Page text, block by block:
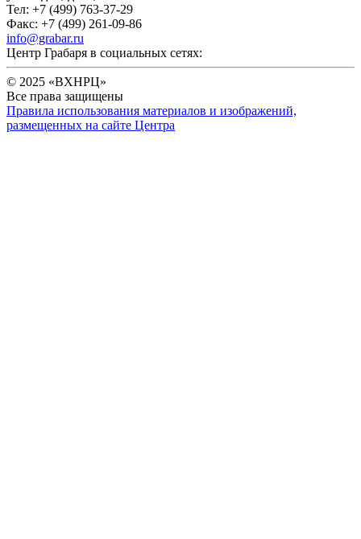
Тел: +7 (499) 763-37-29
Факс: +7 (499) 261-09-86
info@grabar.ru
Центр Грабаря в социальных сетях:
© 2025 «ВХНРЦ»
Все права защищены
Правила использования материалов и изображений,
размещенных на сайте Центра